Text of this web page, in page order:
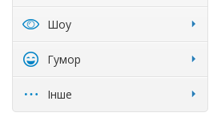
Шоу
Гумор
Інше